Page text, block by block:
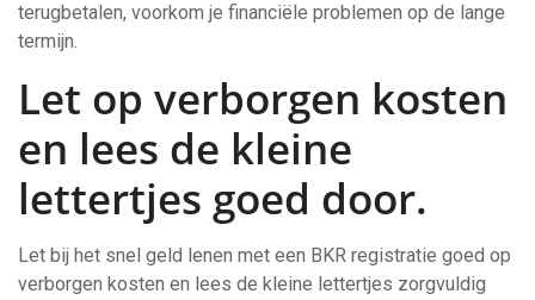
terugbetalen, voorkom je financiële problemen op de lange
termijn.
Let op verborgen kosten
en lees de kleine
lettertjes goed door.
Let bij het snel geld lenen met een BKR registratie goed op
verborgen kosten en lees de kleine lettertjes zorgvuldig